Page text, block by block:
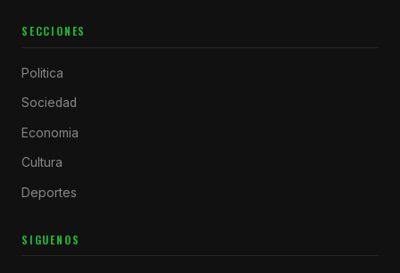
SECCIONES
Politica
Sociedad
Economia
Cultura
Deportes
SIGUENOS